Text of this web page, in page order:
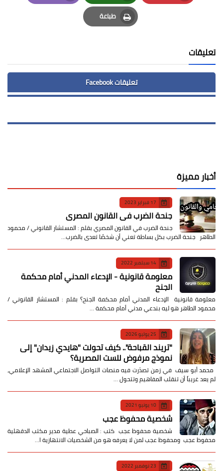
Pinterest
Whatsapp
Email
طباعة
Print
تعليقات
تعليقات Facebook
أخبار مميزة
17 فبراير 2023
جنحة الضرب في القانون المصري
جنحة الضرب في القانون المصري بقلم : المستشار القانوني / محمود
الطاهر جنحة الضرب بكل بساطة تعني أن شخصًا تعدى بالضرب…
14 سبتمبر 2022
معلومة قانونية - الإدعاء المدني أمام محكمة
الجنح
معلومة قانونية الإدعاء المدني أمام محكمة الجنح؟ بقلم : المستشار القانوني /
محمود الطاهر هو ليه بندعي مدني أمام محكمة …
25 يوليو 2026
​"تريند القباحة".. كيف تحولت "هايدي زيدان" إلى
نموذج مرفوض للست المصرية؟
​ محمد أبو سيف ​في زمن تصدّرت فيه منصات التواصل الاجتماعي المشهد الإعلامي،
لم يعد غريباً أن تنقلب المفاهيم وتتحول …
10 يونيو 2021
شخصية محفوظ عجب
شخصية محفوظ عجب كتب : الصباحي عطية مدير مكتب الدقهلية
محفوظ عجب ومحفوظ عجب لمن لا يعرفه هو من الشخصيات الانتهازية ا…
23 نوفمبر 2022